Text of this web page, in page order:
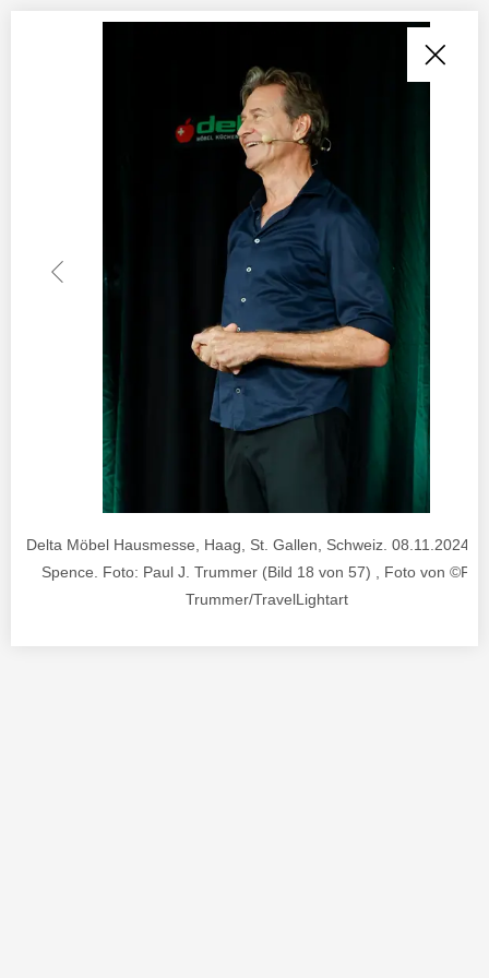
Delta Möbel Hausmesse, Haag, St. Gallen, Schweiz. 08.11.2024.
Spence. Foto: Paul J. Trummer (Bild 18 von 57) , Foto von
Trummer/TravelLightart